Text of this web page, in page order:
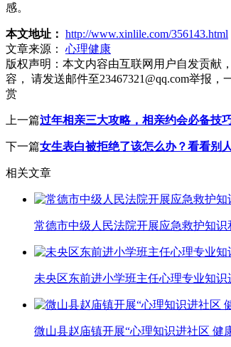
感。
本文地址： http://www.xinlile.com/356143.html
文章来源：
心理健康
版权声明： 本文内容由互联网用户自发贡献
容， 请发送邮件至23467321@qq.com举报
赏
上一篇过年相亲三大攻略，相亲约会必备技
下一篇女生表白被拒绝了该怎么办？看看别
相关文章
常德市中级人民法院开展应急救护知
未央区东前进小学班主任心理专业知识
微山县赵庙镇开展“心理知识进社区 健